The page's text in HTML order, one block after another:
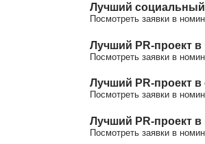
Лучший социальный
Посмотреть заявки в
Лучший PR-проект
Посмотреть заявки в
Лучший PR-проект в
Посмотреть заявки в
Лучший PR-проект
Посмотреть заявки в